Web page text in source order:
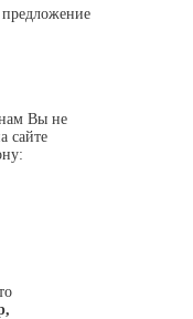
Вы не
сайте